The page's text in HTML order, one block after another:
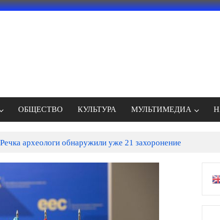
ОБЩЕСТВО КУЛЬТУРА МУЛЬТИМЕДИА
археологи обнаружили уже 21 захоронение